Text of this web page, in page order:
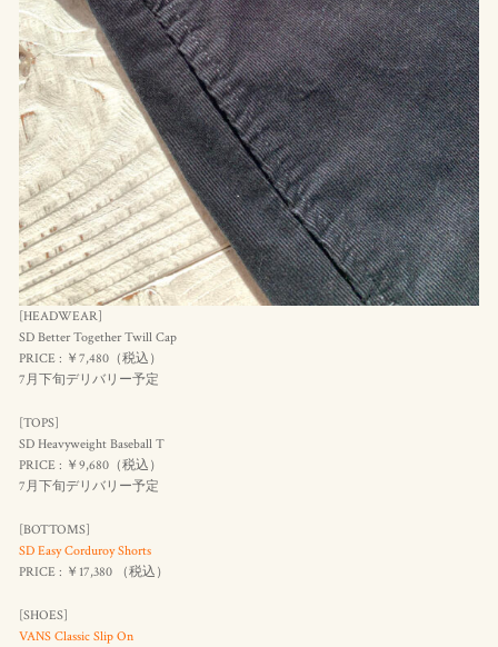
[HEADWEAR]
SD Better Together Twill Cap
PRICE : ￥7,480（税込）
7月下旬デリバリー予定
[TOPS]
SD Heavyweight Baseball T
PRICE : ￥9,680（税込 ）
7月下旬デリバリー予定
[BOTTOMS]
SD Easy Corduroy Shorts
PRICE : ￥17,380 （税込 ）
[SHOES]
VANS Classic Slip On